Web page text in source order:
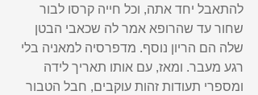
להתאבל יחד אתה, וכל חייה קרסו לבור
שחור עד שהרופא אמר לה שכאבי הבטן
שלה הם הריון נוסף. מדפרסיה למאניה בלי
רגע מעבר. ומאז, עם אותו תאריך לידה
ומספרי תעודות זהות עוקבים, חבל הטבור